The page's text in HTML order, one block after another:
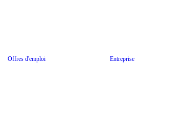
Offres d'emploi Entreprise